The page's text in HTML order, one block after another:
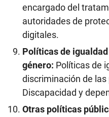
encargado del
autoridades de
digitales.
Políticas de
género: Políticas de
discriminación de las
Discapacidad y
Otras políticas